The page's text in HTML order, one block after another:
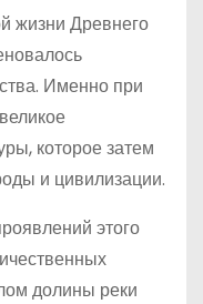
жизни Древнего
Именно при
которое затем
и цивилизации.
этого
долины реки